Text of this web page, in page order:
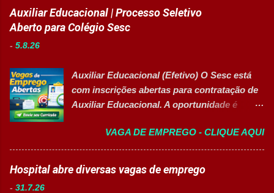
dará suporte às atividades de Recursos
Humanos, recrutamento e seleção,
administração de pessoal e atendimento aos
que desejam desenvolver carreira na área de
Gestão de Pessoas. Salário R$ 2.236,38
Principais atividades Apoiar os processos de
atendimento aos colaboradores. Dar suporte
às rotinas de Departamento Pessoal.
Acompanhar e controlar benefícios.
Auxiliar Educacional | Processo Seletivo
Aberto para Colégio Sesc
- 5.8.26
Auxiliar Educacional (Efetivo) O Sesc está
com inscrições abertas para contratação de
Auxiliar Educacional. A oportunidade é
nas áreas da educação que desejam atuar
em ambiente escolar, apoiando professores
e estudantes. 👉 CANDIDATAR-SE AGORA
Resumo da vaga Cargo: Auxiliar
VAGA DE EMPREGO - CLIQUE AQUI
Hospital abre diversas vagas de emprego
- 31.7.26